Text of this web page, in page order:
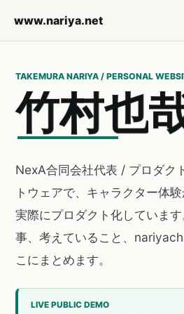
www.nariya.net
TAKEMURA NARIYA / PERSONAL
竹村也
NexA合同会社代表 / プロダク
トウェアで、キャラクター体
実際にプロダクト化していま
事、考えていること、
こにまとめます。
LIVE PUBLIC DEMO